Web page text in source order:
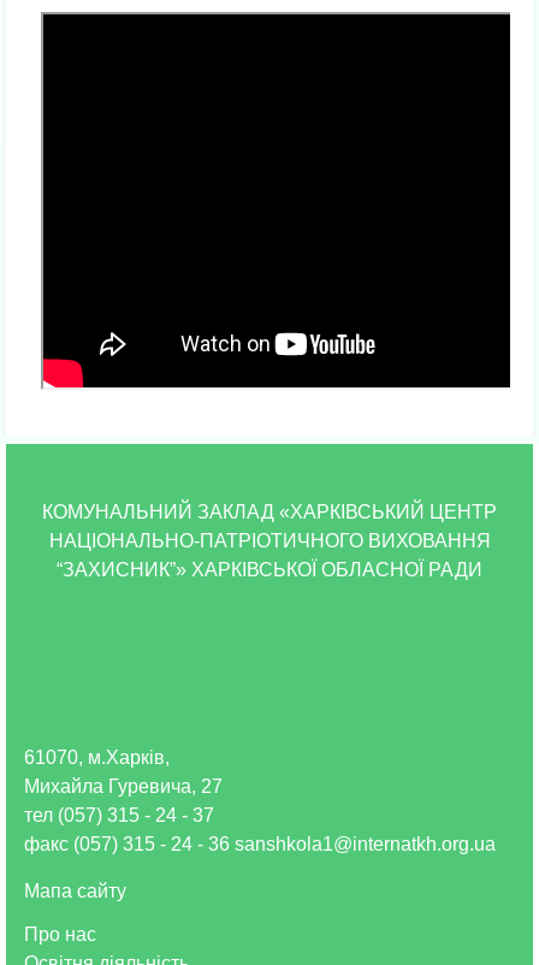
КОМУНАЛЬНИЙ ЗАКЛАД «ХАРКІВСЬКИЙ ЦЕНТР
НАЦІОНАЛЬНО-ПАТРІОТИЧНОГО ВИХОВАННЯ
“ЗАХИСНИК”» ХАРКІВСЬКОЇ ОБЛАСНОЇ РАДИ
Про нас
61070, м.Харків,
Михайла Гуревича, 27
тел (057) 315 - 24 - 37
факс (057) 315 - 24 - 36 sanshkola1@internatkh.org.ua
Мапа сайту